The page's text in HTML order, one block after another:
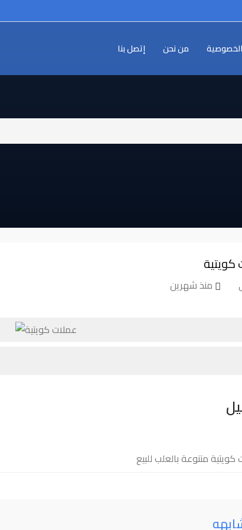
من نحن إتصل بنا
منذ شهرين
متنوعة بالعلب للبيع